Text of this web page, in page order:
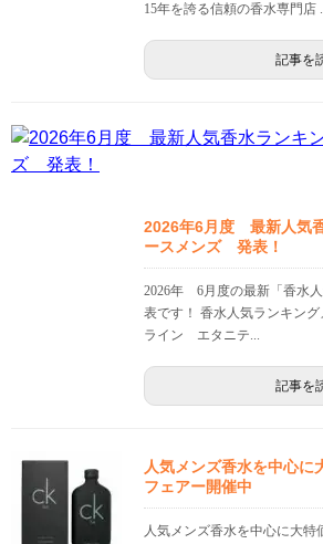
15年を誇る信頼の香水専門店
記事を
2026年6月度 最新人気
ースメンズ 発表！
2026年 6月度の最新「香水
表です！ 香水人気ランキン
ライン エタニテ...
記事を
人気メンズ香水を中心
フェアー開催中
人気メンズ香水を中心に大特